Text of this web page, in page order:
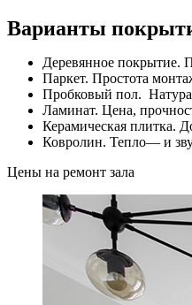
Варианты
Деревянное покрытие.
Паркет. Простота
Пробковый пол.
Ламинат. Цена,
Керамическая плитка.
Ковролин. Тепло— и
Цены на ремонт зала